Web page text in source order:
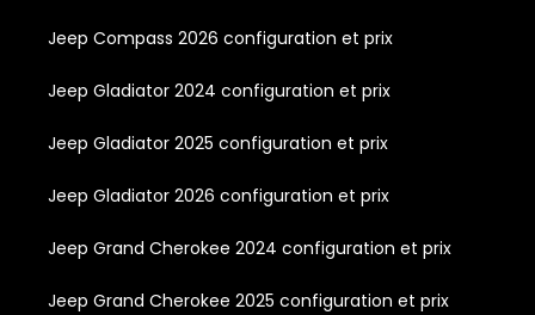
Jeep Compass 2026 configuration et prix
Jeep Gladiator 2024 configuration et prix
Jeep Gladiator 2025 configuration et prix
Jeep Gladiator 2026 configuration et prix
Jeep Grand Cherokee 2024 configuration et prix
Jeep Grand Cherokee 2025 configuration et prix